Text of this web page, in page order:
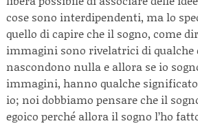
cose sono interdipendenti, ma lo
quello di capire che il sogno, come
immagini sono rivelatrici di qualche
nascondono nulla e allora se io
immagini, hanno qualche
io; noi dobbiamo pensare che il
egoico perché allora il sogno l’ho